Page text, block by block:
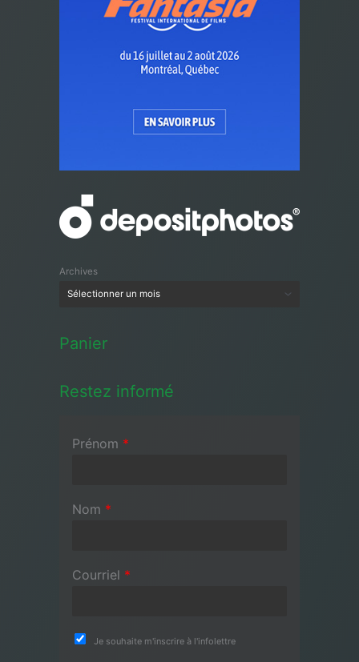
Archives
Panier
Restez informé
Prénom *
Nom *
Courriel *
Je souhaite m'inscrire à l'infolettre